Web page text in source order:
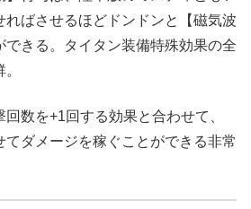
ればさせるほどドンドンと【磁気波
できる。タイタン装備特殊効果の全
数を+1回する効果と合わせて、
ダメージを稼ぐことができる非常